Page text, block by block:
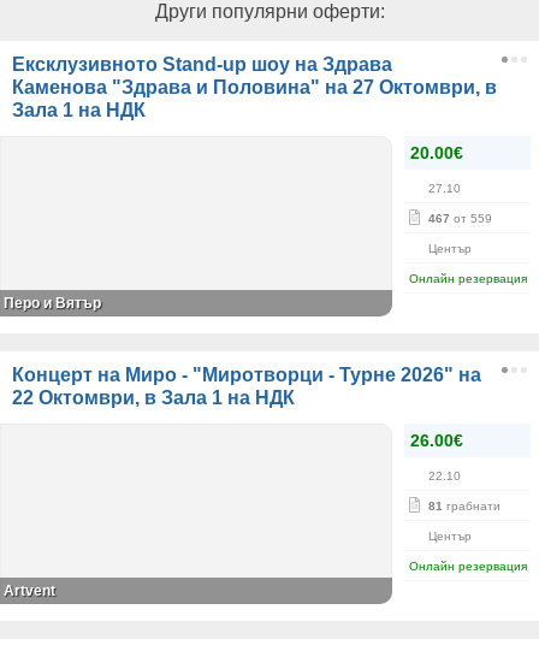
Други популярни оферти:
Ексклузивното Stand-up шоу на Здрава
Каменова "Здрава и Половина" на 27 Октомври, в
Зала 1 на НДК
20.00€
27.10
467 от 559
Център
Онлайн резервация
Перо и Вятър
Концерт на Миро - "Миротворци - Турне 2026" на
22 Октомври, в Зала 1 на НДК
26.00€
22.10
81 грабнати
Център
Онлайн резервация
Artvent